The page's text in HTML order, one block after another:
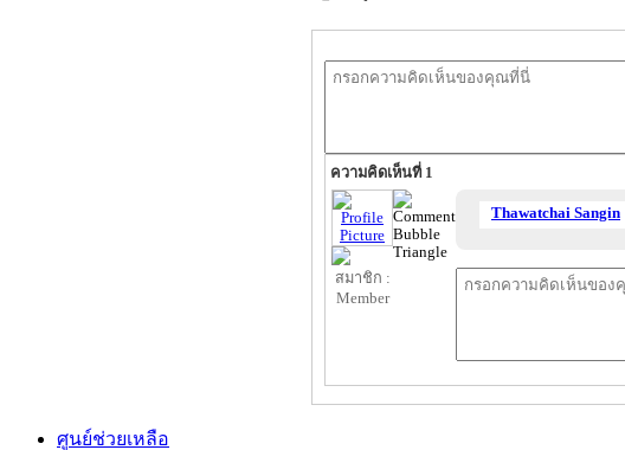
ความคิดเห็นที่ 1
Thawatchai Sangin
ศูนย์ช่วยเหลือ